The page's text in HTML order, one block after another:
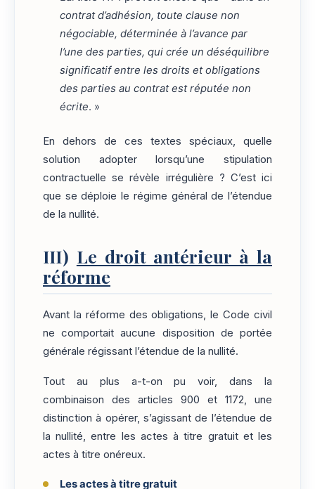
contrat d’adhésion, toute clause non
négociable, déterminée à l’avance par
l’une des parties, qui crée un déséquilibre
significatif entre les droits et obligations
des parties au contrat est réputée non
écrite. »
En dehors de ces textes spéciaux, quelle
solution adopter lorsqu’une stipulation
contractuelle se révèle irrégulière ? C’est ici
que se déploie le régime général de l’étendue
de la nullité.
III) Le droit antérieur à la
réforme
Avant la réforme des obligations, le Code civil
ne comportait aucune disposition de portée
générale régissant l’étendue de la nullité.
Tout au plus a-t-on pu voir, dans la
combinaison des articles 900 et 1172, une
distinction à opérer, s’agissant de l’étendue de
la nullité, entre les actes à titre gratuit et les
actes à titre onéreux.
Les actes à titre gratuit